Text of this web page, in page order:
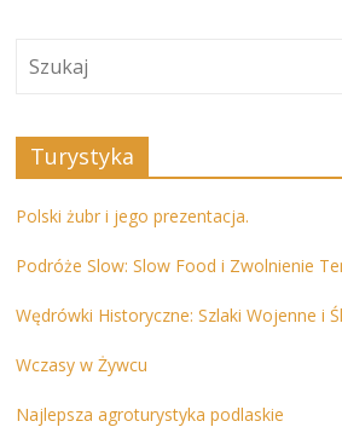
Turystyka
Polski żubr i jego prezentacja.
Podróże Slow: Slow Food i Zwolnienie
Wędrówki Historyczne: Szlaki Wojenne i
Wczasy w Żywcu
Najlepsza agroturystyka podlaskie